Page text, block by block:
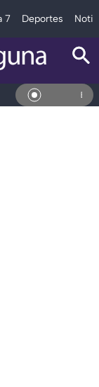
7 Deportes
EntretenimientoEn Vivo